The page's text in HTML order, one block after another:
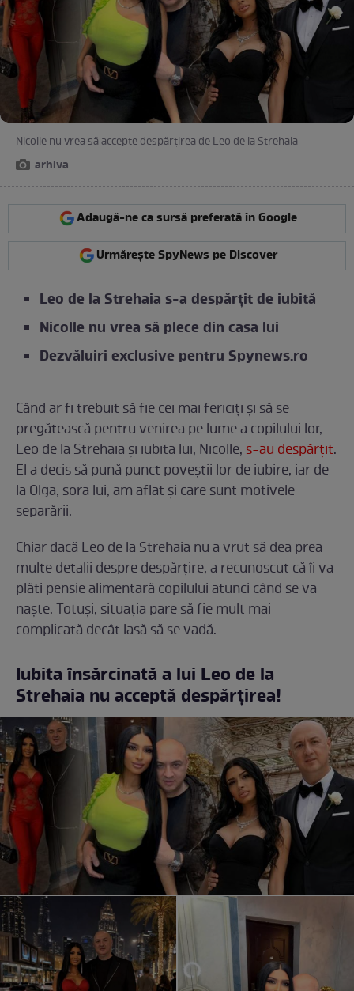
Nicolle nu vrea să accepte despărțirea de Leo de la Strehaia
arhiva
Adaugă-ne ca sursă preferată în Google
Urmărește SpyNews pe Discover
Leo de la Strehaia s-a despărțit de iubită
Nicolle nu vrea să plece din casa lui
Dezvăluiri exclusive pentru Spynews.ro
Când ar fi trebuit să fie cei mai fericiți și să se
pregătească pentru venirea pe lume a copilului lor,
Leo de la Strehaia și iubita lui, Nicolle, s-au despărțit.
El a decis să pună punct poveștii lor de iubire, iar de
la Olga, sora lui, am aflat și care sunt motivele
separării.
Chiar dacă Leo de la Strehaia nu a vrut să dea prea
multe detalii despre despărțire, a recunoscut că îi va
plăti pensie alimentară copilului atunci când se va
naște. Totuși, situația pare să fie mult mai
complicată decât lasă să se vadă.
Iubita însărcinată a lui Leo de la
Strehaia nu acceptă despărțirea!